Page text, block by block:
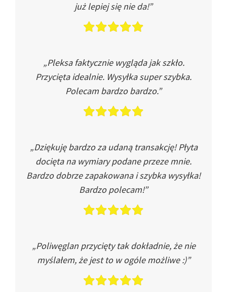
już lepiej się nie da!”
„Pleksa faktycznie wygląda jak szkło.
Przycięta idealnie. Wysyłka super szybka.
Polecam bardzo bardzo.”
„Dziękuję bardzo za udaną transakcję! Płyta
docięta na wymiary podane przeze mnie.
Bardzo dobrze zapakowana i szybka wysyłka!
Bardzo polecam!”
„Poliwęglan przycięty tak dokładnie, że nie
myślałem, że jest to w ogóle możliwe :)”